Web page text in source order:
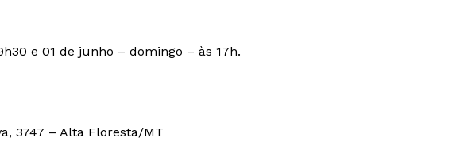
e 01 de junho – domingo – às 17h.
3747 – Alta Floresta/MT